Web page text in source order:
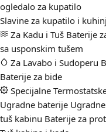
ogledalo za kupatilo
Slavine za kupatilo i
Za Kadu i Tuš Baterije
sa usponskim tušem
Za Lavabo i Sudoperu
Baterije za bide
Specijalne
Ugradne baterije
tuš kabinu Baterije za